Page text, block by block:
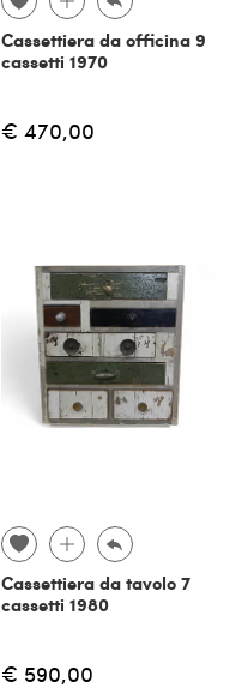
Cassettiera da officina 9
cassetti 1970
€ 470,00
Cassettiera da tavolo 7
cassetti 1980
€ 590,00